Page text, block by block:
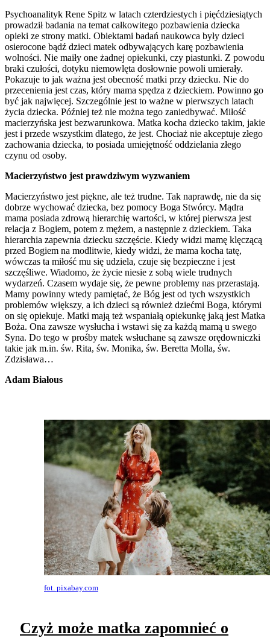
Psychoanalityk Rene Spitz w latach czterdziestych i pięćdziesiątych
prowadził badania na temat całkowitego pozbawienia dziecka
opieki ze strony matki. Obiektami badań naukowca były dzieci
osierocone bądź dzieci matek odbywających karę pozbawienia
wolności. Nie maiły one żadnej opiekunki, czy piastunki. Z powodu
braki czułości, dotyku niemowlęta dosłownie powoli umierały.
Pokazuje to jak ważna jest obecność matki przy dziecku. Nie do
przecenienia jest czas, który mama spędza z dzieckiem. Powinno go
być jak najwięcej. Szczególnie jest to ważne w pierwszych latach
życia dziecka. Później też nie można tego zaniedbywać. Miłość
macierzyńska jest bezwarunkowa. Matka kocha dziecko takim, jakie
jest i przede wszystkim dlatego, że jest. Chociaż nie akceptuje złego
zachowania dziecka, to posiada umiejętność oddzielania złego
czynu od osoby.
Macierzyństwo jest prawdziwym wyzwaniem
Macierzyństwo jest piękne, ale też trudne. Tak naprawdę, nie da się
dobrze wychować dziecka, bez pomocy Boga Stwórcy. Mądra
mama posiada zdrową hierarchię wartości, w której pierwsza jest
relacja z Bogiem, potem z mężem, a następnie z dzieckiem. Taka
hierarchia zapewnia dziecku szczęście. Kiedy widzi mamę klęczącą
przed Bogiem na modlitwie, kiedy widzi, że mama kocha tatę,
wówczas ta miłość mu się udziela, czuje się bezpieczne i jest
szczęśliwe. Wiadomo, że życie niesie z sobą wiele trudnych
wydarzeń. Czasem wydaje się, że pewne problemy nas przerastają.
Mamy powinny wtedy pamiętać, że Bóg jest od tych wszystkich
problemów większy, a ich dzieci są również dziećmi Boga, którymi
on się opiekuje. Matki mają też wspaniałą opiekunkę jaką jest Matka
Boża. Ona zawsze wysłucha i wstawi się za każdą mamą u swego
Syna. Do tego w prośby matek wsłuchane są zawsze orędowniczki
takie jak m.in. św. Rita, św. Monika, św. Beretta Molla, św.
Zdzisława…
Adam Białous
fot. pixabay.com
Czyż może matka zapomnieć o